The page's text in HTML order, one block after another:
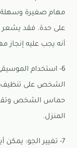
مهام صغيرة وسهلة
على حدة. فقد يشعر
أنه يجب عليه
6- استخدام
الشخص على تنظيف
حماس الشخص وتقلل
المنزل.
7- تغيير الجو: يمكن